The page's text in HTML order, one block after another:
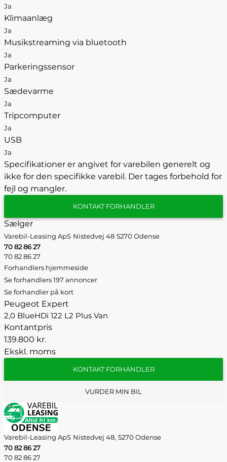
Ja
Klimaanlæg
Ja
Musikstreaming via bluetooth
Ja
Parkeringssensor
Ja
Sædevarme
Ja
Tripcomputer
Ja
USB
Ja
Specifikationer er angivet for varebilen generelt og
ikke for den specifikke varebil. Der tages forbehold for
fejl og mangler.
KONTAKT FORHANDLER
Sælger
Varebil-Leasing ApS Nistedvej 48 5270 Odense
70 82 86 27
70 82 86 27
Forhandlers hjemmeside
Se forhandlers 197 annoncer
Se forhandler på kort
Peugeot Expert
2,0 BlueHDi 122 L2 Plus Van
Kontantpris
139.800 kr.
Ekskl. moms
KONTAKT FORHANDLER
VURDER MIN BIL
Varebil-Leasing ApS Nistedvej 48, 5270 Odense
70 82 86 27
70 82 86 27